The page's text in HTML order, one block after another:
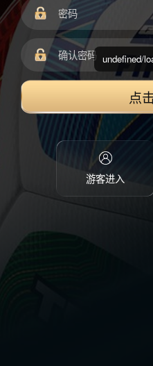
点
游客进入
undefined/